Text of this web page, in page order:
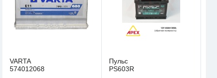
VARTA
574012068
Пульс
PS603R